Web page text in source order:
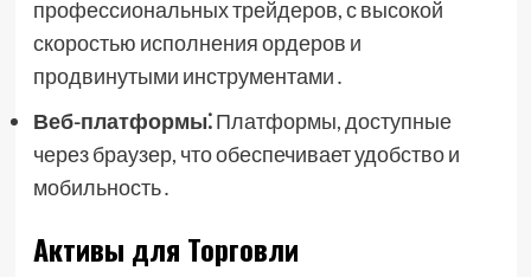
профессиональных трейдеров, с высокой
скоростью исполнения ордеров и
продвинутыми инструментами․
Веб-платформы⁚Платформы, доступные
через браузер, что обеспечивает удобство и
мобильность․
Активы для Торговли